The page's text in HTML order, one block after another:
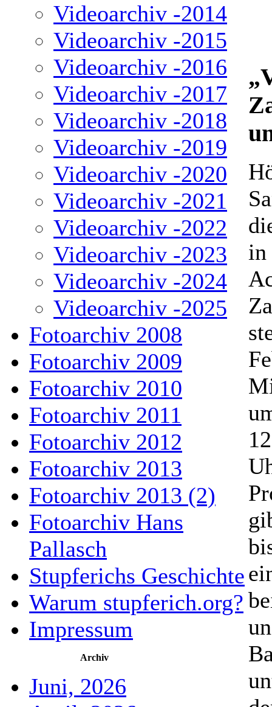
Videoarchiv -2014
Videoarchiv -2015
Videoarchiv -2016
Videoarchiv -2017
Videoarchiv -2018
Videoarchiv -2019
Videoarchiv -2020
Videoarchiv -2021
Videoarchiv -2022
Videoarchiv -2023
Videoarchiv -2024
Videoarchiv -2025
Fotoarchiv 2008
Fotoarchiv 2009
Fotoarchiv 2010
Fotoarchiv 2011
Fotoarchiv 2012
Fotoarchiv 2013
Fotoarchiv 2013 (2)
Fotoarchiv Hans
Pallasch
Stupferichs Geschichte
Warum stupferich.org?
Impressum
Archiv
Juni, 2026
in